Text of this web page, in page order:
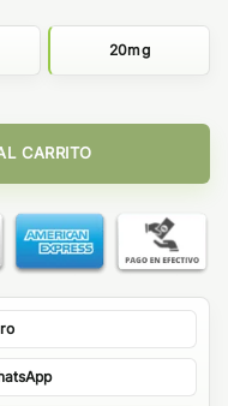
20mg
cantidad
CARRITO